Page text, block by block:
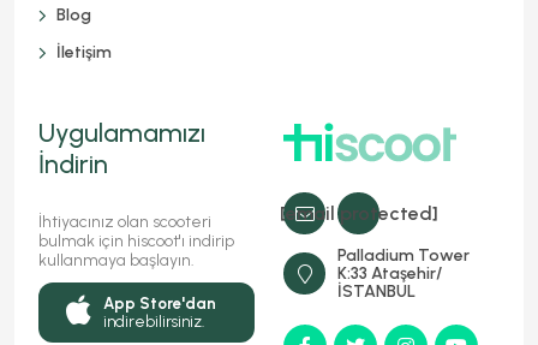
[email protected]
Palladium Tower
K:33 Ataşehir/
İSTANBUL
Blog
İletişim
Uygulamamızı
İndirin
İhtiyacınız olan scooteri
bulmak için hiscoot'ı indirip
kullanmaya başlayın.
App Store'dan
indirebilirsiniz.